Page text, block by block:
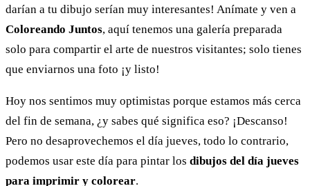
darían a tu dibujo serían muy interesantes! Anímate y ven a
Coloreando Juntos, aquí tenemos una galería preparada
solo para compartir el arte de nuestros visitantes; solo tienes
que enviarnos una foto ¡y listo!
Hoy nos sentimos muy optimistas porque estamos más cerca
del fin de semana, ¿y sabes qué significa eso? ¡Descanso!
Pero no desaprovechemos el día jueves, todo lo contrario,
podemos usar este día para pintar los dibujos del día jueves
para imprimir y colorear.